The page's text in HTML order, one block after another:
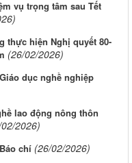
vụ trọng tâm sau Tết
thực hiện Nghị quyết 80-
(26/02/2026)
dục nghề nghiệp
lao động nông thôn
2026)
chí (26/02/2026)